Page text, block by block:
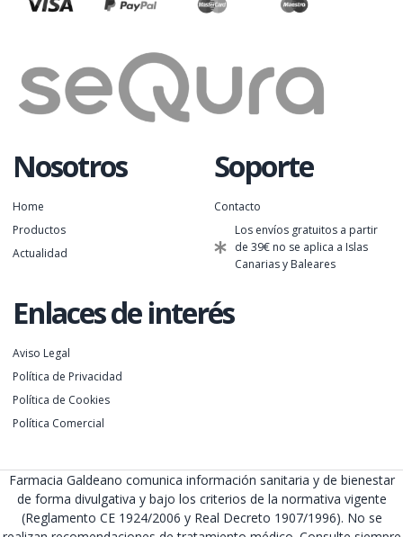
Nosotros
Home
Productos
Actualidad
Soporte
Contacto
Los envíos gratuitos a partir
de 39€ no se aplica a Islas
Canarias y Baleares
Enlaces de interés
Aviso Legal
Política de Privacidad
Política de Cookies
Política Comercial
Farmacia Galdeano comunica información sanitaria y de bienestar
de forma divulgativa y bajo los criterios de la normativa vigente
(Reglamento CE 1924/2006 y Real Decreto 1907/1996). No se